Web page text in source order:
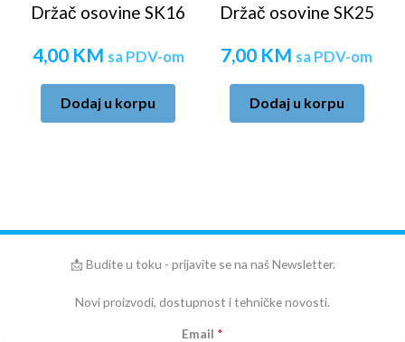
Držač osovine SK16
4,00 KM sa PDV-om
Dodaj u korpu
Držač osovine SK25
7,00 KM sa PDV-om
Dodaj u korpu
📩 Budite u toku - prijavite se na naš Newsletter.
Novi proizvodi, dostupnost i tehničke novosti.
Email *